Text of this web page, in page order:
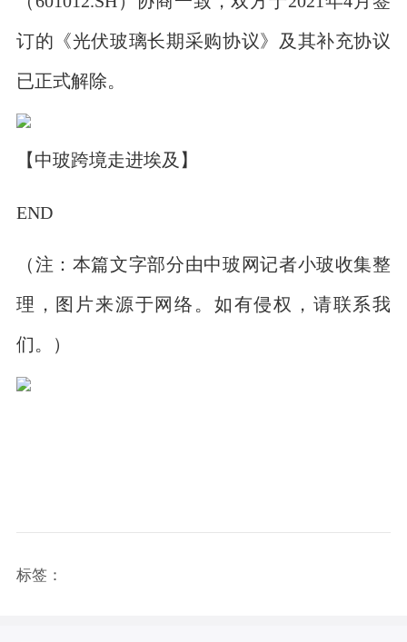
订的《光伏玻璃长期采购协议》及其补充协议
已正式解除。
【中玻跨境走进埃及】
END
（注：本篇文字部分由中玻网记者小玻收集整
理，图片来源于网络。如有侵权，请联系我
们。）
标签：